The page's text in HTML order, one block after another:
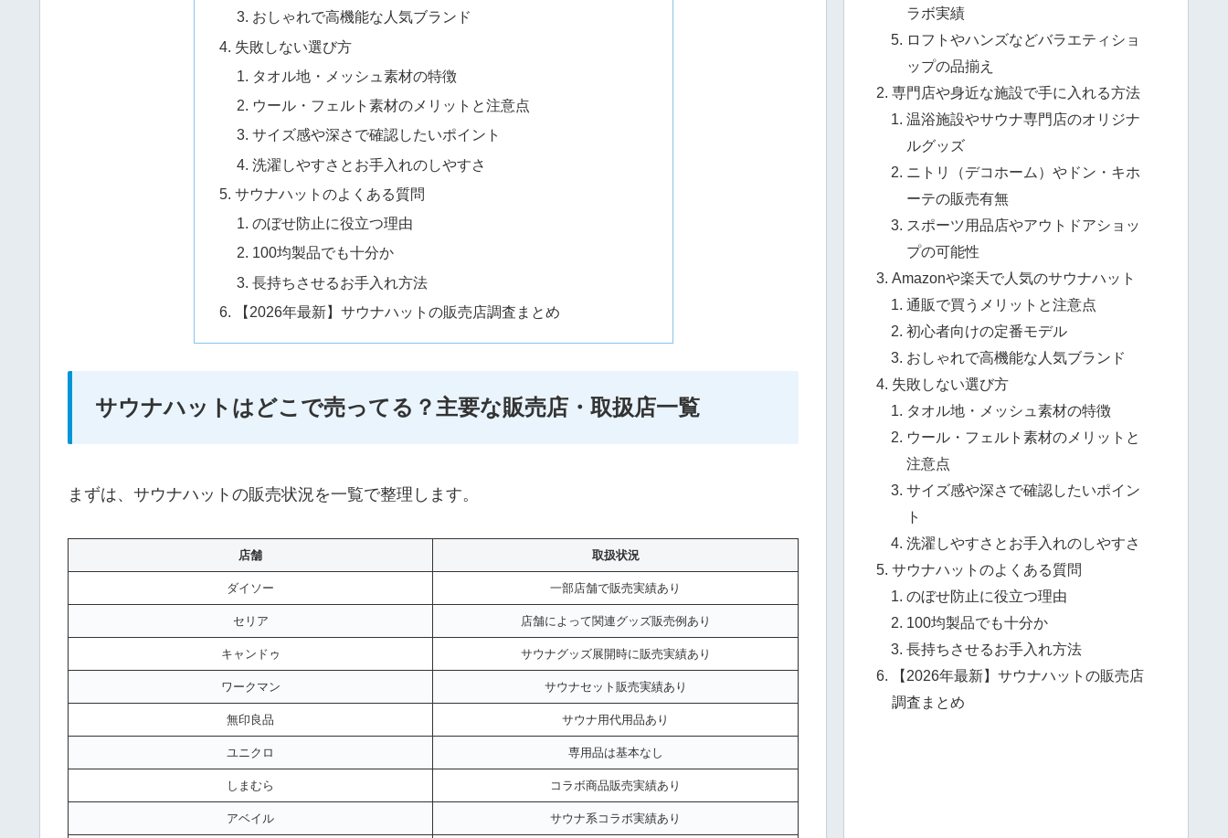
おしゃれで高機能な人気ブランド
失敗しない選び方
タオル地・メッシュ素材の特徴
ウール・フェルト素材のメリットと注意点
サイズ感や深さで確認したいポイント
洗濯しやすさとお手入れのしやすさ
サウナハットのよくある質問
のぼせ防止に役立つ理由
100均製品でも十分か
長持ちさせるお手入れ方法
【2026年最新】サウナハットの販売店調査まとめ
サウナハットはどこで売ってる？主要な販売店・取扱店一覧
まずは、サウナハットの販売状況を一覧で整理します。
店舗 取扱状況
ダイソー 一部店舗で販売実績あり
セリア 店舗によって関連グッズ販売例あり
キャンドゥ サウナグッズ展開時に販売実績あり
ワークマン サウナセット販売実績あり
無印良品 サウナ用代用品あり
ユニクロ 専用品は基本なし
しまむら コラボ商品販売実績あり
アベイル サウナ系コラボ実績あり
ラボ実績
ロフトやハンズなどバラエティショ
ップの品揃え
専門店や身近な施設で手に入れる方法
温浴施設やサウナ専門店のオリジナ
ルグッズ
ニトリ（デコホーム）やドン・キホ
ーテの販売有無
スポーツ用品店やアウトドアショッ
プの可能性
Amazonや楽天で人気のサウナハット
通販で買うメリットと注意点
初心者向けの定番モデル
おしゃれで高機能な人気ブランド
失敗しない選び方
タオル地・メッシュ素材の特徴
ウール・フェルト素材のメリットと
注意点
サイズ感や深さで確認したいポイン
ト
洗濯しやすさとお手入れのしやすさ
サウナハットのよくある質問
のぼせ防止に役立つ理由
100均製品でも十分か
長持ちさせるお手入れ方法
【2026年最新】サウナハットの販売店
調査まとめ